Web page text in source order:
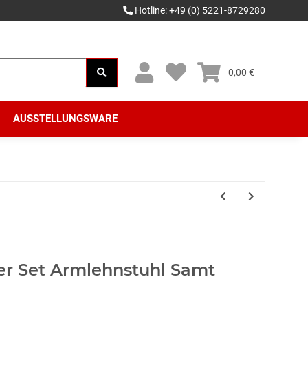
Hotline: +49 (0) 5221-8729280
0,00 €
AUSSTELLUNGSWARE
Set Armlehnstuhl Samt